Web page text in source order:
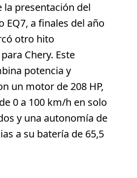
la presentación del
EQ7, a finales del año
otro hito
Chery. Este
potencia y
un motor de 208 HP,
0 a 100 km/h en solo
y una autonomía de
a su batería de 65,5